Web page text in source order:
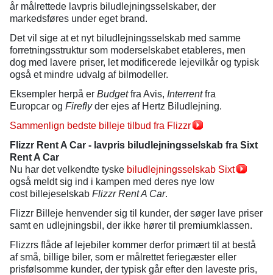
år målrettede lavpris biludlejningsselskaber, der
markedsføres under eget brand.
Det vil sige at et nyt biludlejningsselskab med samme
forretningsstruktur som moderselskabet etableres, men
dog med lavere priser, let modificerede lejevilkår og typisk
også et mindre udvalg af bilmodeller.
Eksempler herpå er Budgetfra Avis, Interrentfra
Europcar og Fireflyder ejes af Hertz Biludlejning.
Sammenlign bedste billeje tilbud fra Flizzr
Flizzr Rent A Car - lavpris biludlejningsselskab fra Sixt
Rent A Car
Nu har det velkendte tyske biludlejningsselskab Sixt
også meldt sig ind i kampen med deres nye low
cost billejeselskab Flizzr Rent A Car.
Flizzr Billeje henvender sig til kunder, der søger lave priser
samt en udlejningsbil, der ikke hører til premiumklassen.
Flizzrs flåde af lejebiler kommer derfor primært til at bestå
af små, billige biler, som er målrettet feriegæster eller
prisfølsomme kunder, der typisk går efter den laveste pris,